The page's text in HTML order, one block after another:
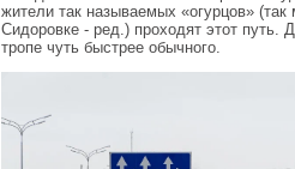
жители так называемых «огурцов»
Сидоровке - ред.) проходят этот путь.
тропе чуть быстрее обычного.